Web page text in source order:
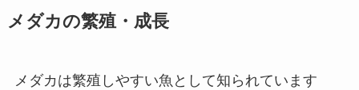
メダカの繁殖・成長
メダカは繁殖しやすい魚として知られています